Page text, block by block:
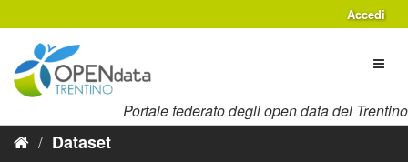
al
contenuto
Accedi
Portale federato degli open data del Trentino
Dataset